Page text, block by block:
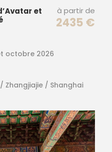
et
à partir de
2435 €
octobre 2026
Zhangjiajie / Shanghai